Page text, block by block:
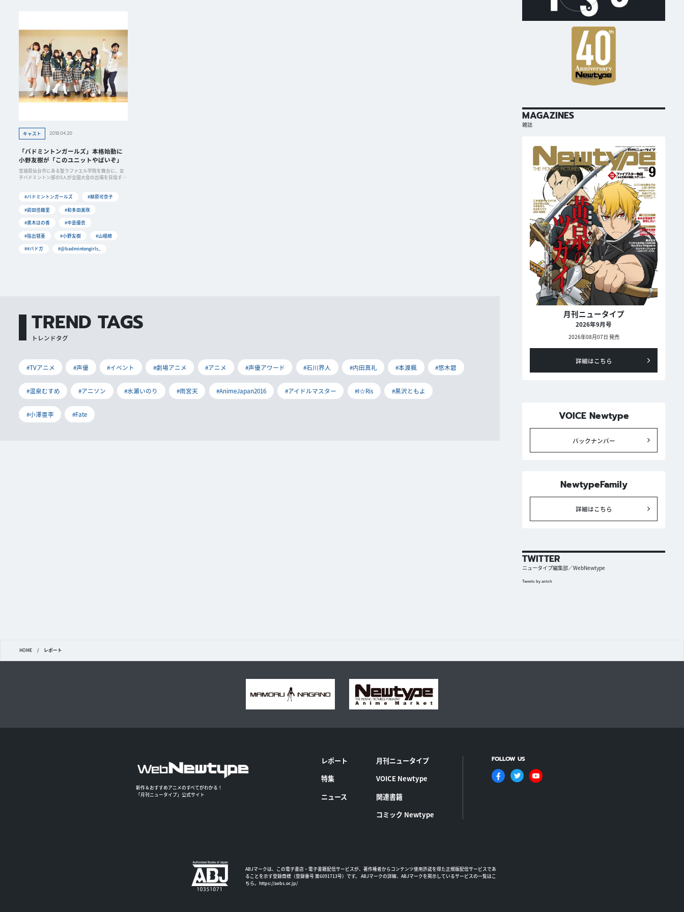
キャスト 2018.04.20
「バドミントンガールズ」本格始動に
小野友樹が「このユニットやばいぞ」
宮城県仙台市にある聖ラファエル学院を舞台に、女
子バドミントン部の5人が全国大会の出場を目指す
#バドミントンガールズ
#柳原可奈子
#前田佳織里
#和多田美咲
#黒木ほの香
#中島優衣
#指出毬亜
#小野友樹
#山根綺
##バドガ
#@badmintongirls_
TREND TAGS
トレンドタグ
#TVアニメ #声優 #イベント #劇場アニメ #アニメ #声優アワード #石川界人 #内田真礼 #本渡楓 #悠木碧
#温泉むすめ #アニソン #水瀬いのり #雨宮天 #AnimeJapan2016 #アイドルマスター #I☆Ris #黒沢ともよ
#小澤亜李 #Fate
MAGAZINES
雑誌
月刊ニュータイプ
2026年9月号
2026年08月07日 発売
詳細はこちら
VOICE Newtype
バックナンバー
NewtypeFamily
詳細はこちら
TWITTER
ニュータイプ編集部／WebNewtype
Tweets by antch
HOME / レポート
新作＆おすすめアニメのすべてがわかる！
「月刊ニュータイプ」公式サイト
レポート
特集
ニュース
月刊ニュータイプ
VOICE Newtype
関連書籍
コミック Newtype
FOLLOW US
ABJマークは、この電子書店・電子書籍配信サービスが、著作権者からコンテンツ使用許諾を得た正規版配信サービスであ
ることを示す登録商標（登録番号 第6091713号）です。 ABJマークの詳細、ABJマークを掲示しているサービスの一覧はこ
ちら。 https://aebs.or.jp/